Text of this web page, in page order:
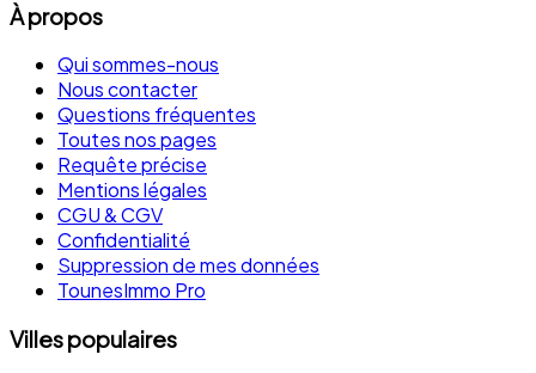
À propos
Qui sommes-nous
Nous contacter
Questions fréquentes
Toutes nos pages
Requête précise
Mentions légales
CGU & CGV
Confidentialité
Suppression de mes données
TounesImmo Pro
Villes populaires